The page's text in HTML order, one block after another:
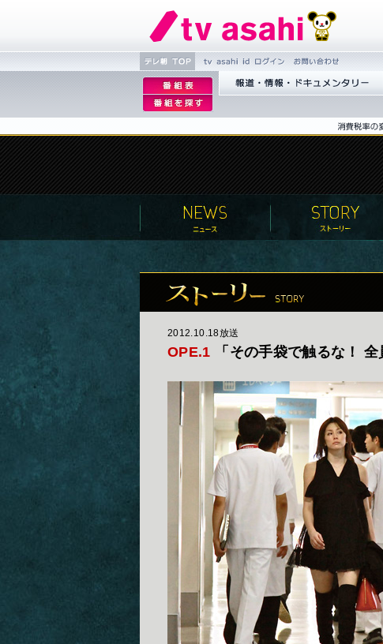
繝�Ξ譛�
TOP
tv asahi id 繝ｭ繧ｰ
縺雁撫縺�
粋繧上○
逡
�｡
ｨ
邨
�
ｒ
｢縺
ｻ
2012.10.18放送
OPE.1 「その手袋で触るな！ 全